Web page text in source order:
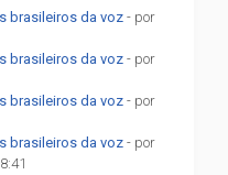
brasileiros da voz - por
brasileiros da voz - por
brasileiros da voz - por
brasileiros da voz - por